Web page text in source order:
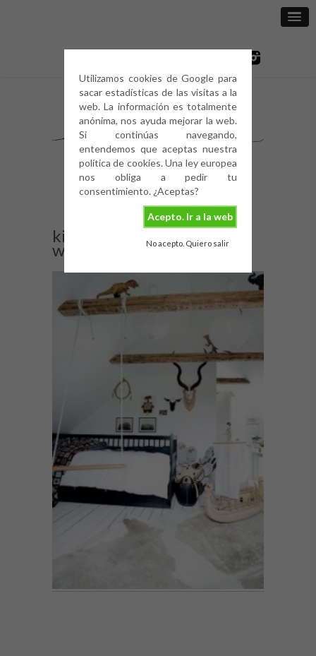
Utilizamos cookies de Google para
sacar estadísticas de las visitas a la
web. La información es totalmente
anónima, nos ayuda mejorar la web.
Si continúas navegando,
entendemos que aceptas nuestra
política de cookies. Una ley europea
nos obliga a pedir tu
consentimiento. ¿Aceptas?
Acepto. Ir a la web
No acepto. Quiero salir
kids-room-nordic-deco-
white-5